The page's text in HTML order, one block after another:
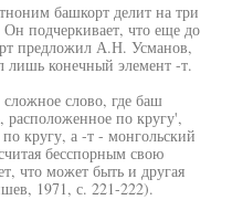
башкорт делит на три
подчеркивает, что еще до
предложил А.Н. Усманов,
лишь конечный элемент -т.
слово, где баш
расположенное по кругу',
кругу, а -т - монгольский
бесспорным свою
что может быть и другая
1971, с. 221-222).